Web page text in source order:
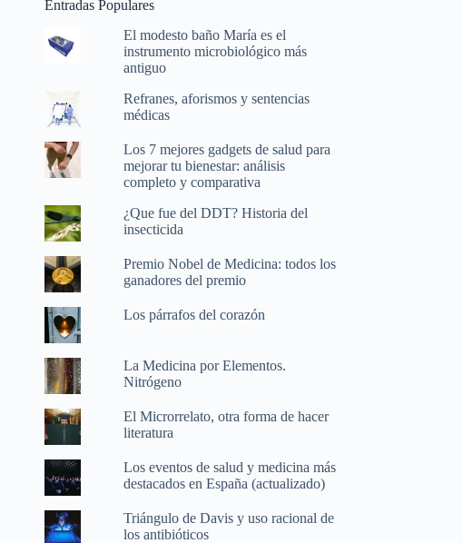
Entradas Populares
El modesto baño María es el
instrumento microbiológico más
antiguo
Refranes, aforismos y sentencias
médicas
Los 7 mejores gadgets de salud para
mejorar tu bienestar: análisis
completo y comparativa
¿Que fue del DDT? Historia del
insecticida
Premio Nobel de Medicina: todos los
ganadores del premio
Los párrafos del corazón
La Medicina por Elementos.
Nitrógeno
El Microrrelato, otra forma de hacer
literatura
Los eventos de salud y medicina más
destacados en España (actualizado)
Triángulo de Davis y uso racional de
los antibióticos